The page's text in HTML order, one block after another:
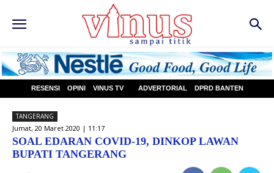
RESENSI OPINI VINUS TV ADVERTORIAL DPRD BANTEN
TANGERANG
Jumat, 20 Maret 2020 | 11:17
SOAL EDARAN COVID-19, DINKOP LAWAN
BUPATI TANGERANG